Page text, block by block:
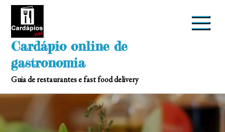
Skip
Cardápio online de
gastronomia
Guia de restaurantes e fast food delivery